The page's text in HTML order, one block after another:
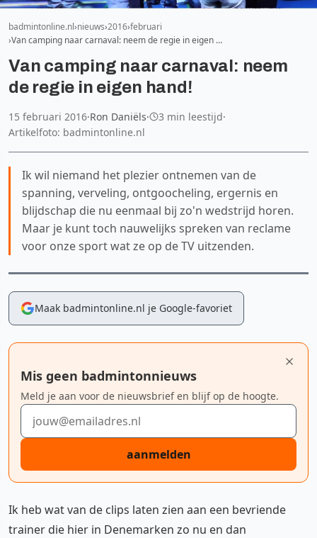
badmintonline.nl nieuws 2016 februari
Van camping naar carnaval: neem de regie in eigen …
Van camping naar carnaval: neem
de regie in eigen hand!
15 februari 2016·Ron Daniëls· 3 min leestijd·
Artikelfoto: badmintonline.nl
Ik wil niemand het plezier ontnemen van de
spanning, verveling, ontgoocheling, ergernis en
blijdschap die nu eenmaal bij zo'n wedstrijd horen.
Maar je kunt toch nauwelijks spreken van reclame
voor onze sport wat ze op de TV uitzenden.
Maak badmintonline.nl je Google-favoriet
Mis geen badmintonnieuws
Meld je aan voor de nieuwsbrief en blijf op de hoogte.
E-mailadres
aanmelden
Ik heb wat van de clips laten zien aan een bevriende
trainer die hier in Denemarken zo nu en dan